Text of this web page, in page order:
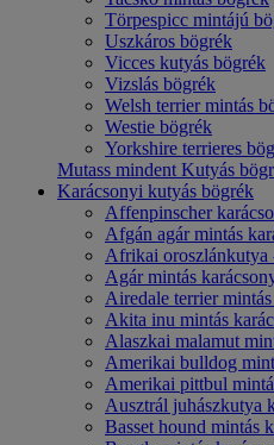
Törpespicc mintájú
Uszkáros bögrék
Vicces kutyás bögrék
Vizslás bögrék
Welsh terrier mintás
Westie bögrék
Yorkshire terrieres
Mutass mindent Kutyás
Karácsonyi kutyás bögrék
Affenpinscher
Afgán agár mintás
Afrikai oroszlánkutya
Agár mintás
Airedale terrier
Akita inu mintás
Alaszkai malamut
Amerikai bulldog
Amerikai pittbul
Ausztrál juhászkutya
Basset hound mintás